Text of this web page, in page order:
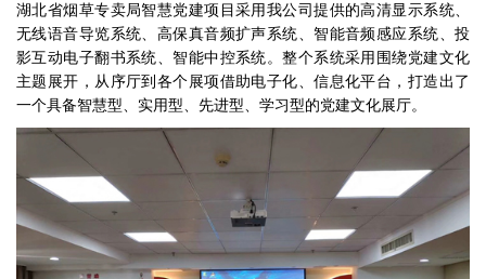
湖北省烟草专卖局智慧党建项目采用我公司提供的高清显示系统、
无线语音导览系统、高保真音频扩声系统、智能音频感应系统、投
影互动电子翻书系统、智能中控系统。整个系统采用围绕党建文化
主题展开，从序厅到各个展项借助电子化、信息化平台，打造出了
一个具备智慧型、实用型、先进型、学习型的党建文化展厅。